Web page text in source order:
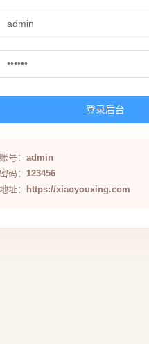
登录后台
号： admin
码： 123456
址：
https://xiaoyouxing.com